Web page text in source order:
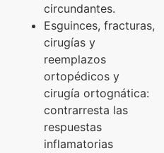
circundantes.
Esguinces, fracturas,
cirugías y
reemplazos
ortopédicos y
cirugía ortognática:
contrarresta las
respuestas
inflamatorias